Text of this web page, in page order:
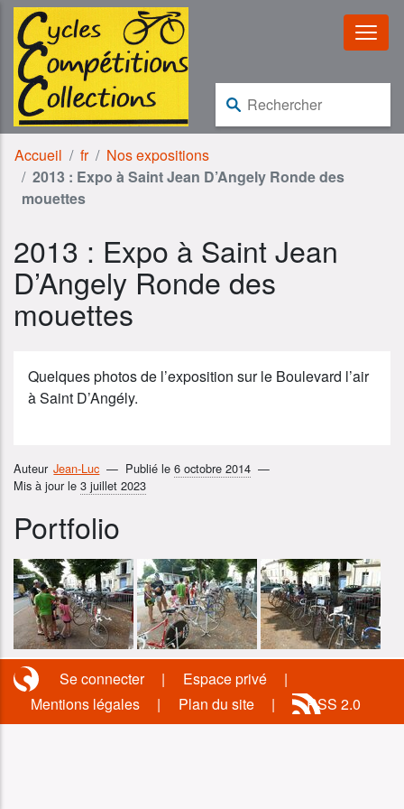
Aller au contenu
Aller à la navigation
Rechercher :
Accueil fr
Nos expositions
2013 : Expo à Saint Jean D’Angely Ronde des
mouettes
2013 : Expo à Saint Jean
D’Angely Ronde des
mouettes
Quelques photos de l’exposition sur le Boulevard l’air
à Saint D’Angély.
Auteur Jean-Luc Publié le6 octobre 2014
Mis à jour le 3 juillet 2023
Portfolio
Se connecter
Espace privé
Mentions légales
Plan du site RSS 2.0